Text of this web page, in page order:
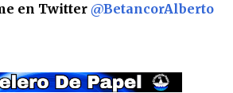
en Twitter@BetancorAlberto